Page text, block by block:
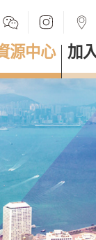
源中心 加